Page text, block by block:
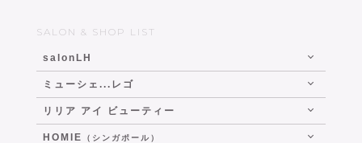
SALON & SHOP LIST
salonLH
ミューシェ...レゴ
リリア アイ ビューティー
HOMIE （シンガポール）